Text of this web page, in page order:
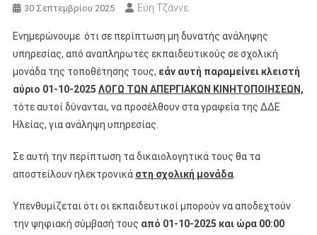
30 Σεπτεμβρίου 2025 Εύη Τζάννε
Ενημερώνουμε ότι σε περίπτωση μη δυνατής ανάληψης
υπηρεσίας, από αναπληρωτές εκπαιδευτικούς σε σχολική
μονάδα της τοποθέτησης τους, εάν αυτή παραμείνει κλειστή
αύριο 01-10-2025 ΛΟΓΩ ΤΩΝ ΑΠΕΡΓΙΑΚΩΝ ΚΙΝΗΤΟΠΟΙΗΣΕΩΝ,
τότε αυτοί δύνανται, να προσέλθουν στα γραφεία της ΔΔΕ
Ηλείας, για ανάληψη υπηρεσίας.
Σε αυτή την περίπτωση τα δικαιολογητικά τους θα τα
αποστείλουν ηλεκτρονικά στη σχολική μονάδα.
Υπενθυμίζεται ότι οι εκπαιδευτικοί μπορούν να αποδεχτούν
την ψηφιακή σύμβασή τους από 01-10-2025 και ώρα 00:00